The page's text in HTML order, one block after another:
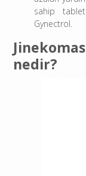
sahip
Gynectrol.
nedir?